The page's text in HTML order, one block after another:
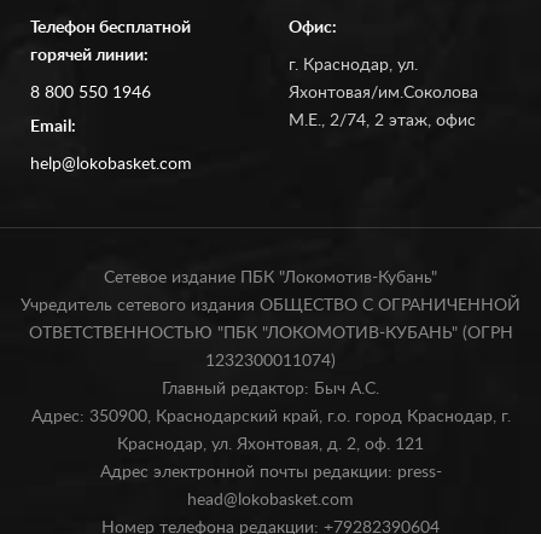
Телефон бесплатной
горячей линии:
8 800 550 1946
Email:
help@lokobasket.com
Офис:
г. Краснодар, ул.
Яхонтовая/им.Соколова
М.Е., 2/74, 2 этаж, офис
Сетевое издание ПБК "Локомотив-Кубань"
Учредитель сетевого издания ОБЩЕСТВО С ОГРАНИЧЕННОЙ
ОТВЕТСТВЕННОСТЬЮ "ПБК "ЛОКОМОТИВ-КУБАНЬ" (ОГРН
1232300011074)
Главный редактор: Быч А.С.
Адрес: 350900, Краснодарский край, г.о. город Краснодар, г.
Краснодар, ул. Яхонтовая, д. 2, оф. 121
Адрес электронной почты редакции: press-
head@lokobasket.com
Номер телефона редакции: +79282390604